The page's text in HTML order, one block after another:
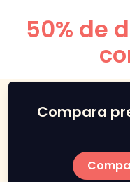
50% de
Compara